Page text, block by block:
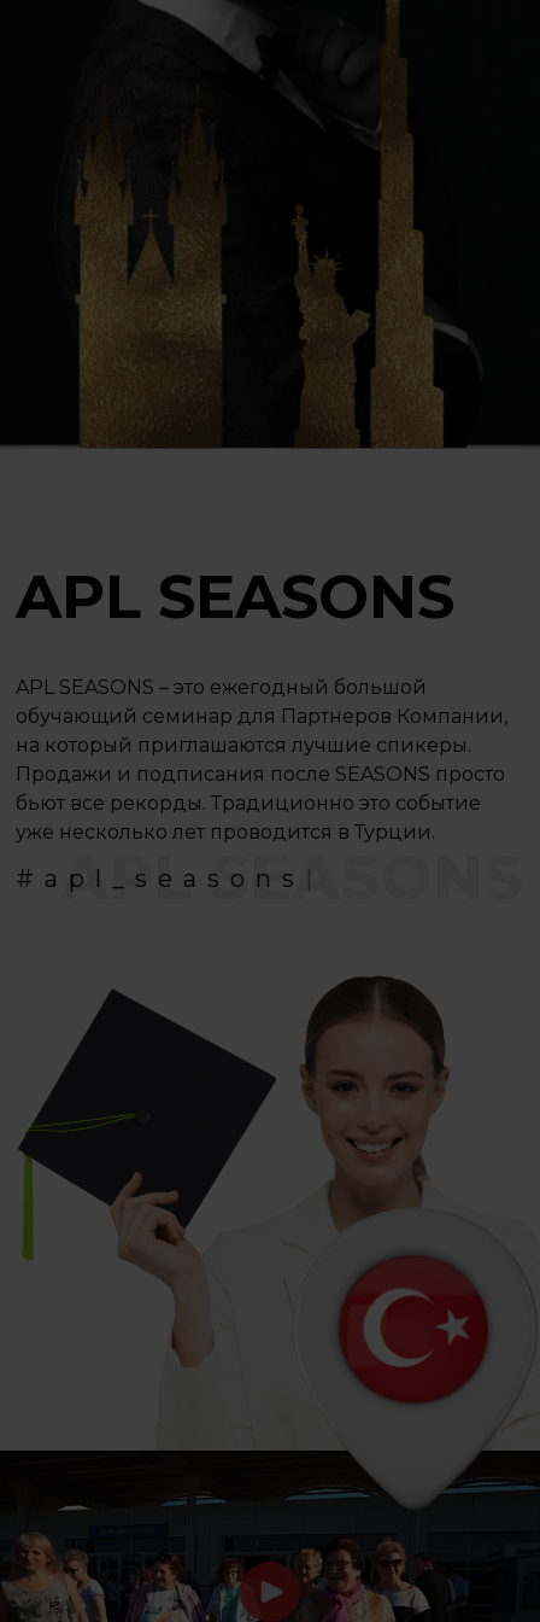
APL SEASONS
APL SEASONS – это ежегодный большой
обучающий семинар для Партнеров Компании,
на который приглашаются лучшие спикеры.
Продажи и подписания после SEASONS просто
бьют все рекорды. Традиционно это событие
уже несколько лет проводится в Турции.
APL SEASONS
.
# a p l _s e as o ns |